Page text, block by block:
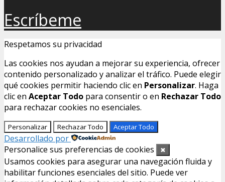
Escríbeme
Respetamos su privacidad
Las cookies nos ayudan a mejorar su experiencia, ofrecer
contenido personalizado y analizar el tráfico. Puede elegir
qué cookies permitir haciendo clic en Personalizar. Haga
clic en Aceptar Todo para consentir o en Rechazar Todo
para rechazar cookies no esenciales.
Personalizar Rechazar Todo Aceptar Todo
Desarrollado por
Personalice sus preferencias de cookies
✖
Usamos cookies para asegurar una navegación fluida y
habilitar funciones esenciales del sitio. Puede ver